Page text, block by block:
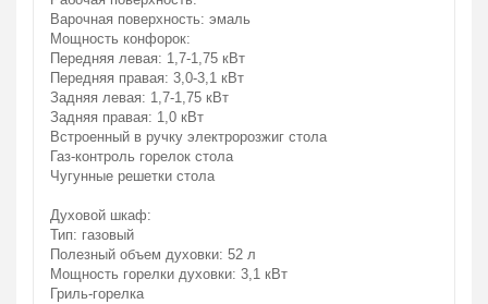
Варочная поверхность: эмаль
Мощность конфорок:
Передняя левая: 1,7-1,75 кВт
Передняя правая: 3,0-3,1 кВт
Задняя левая: 1,7-1,75 кВт
Задняя правая: 1,0 кВт
Встроенный в ручку электророзжиг стола
Газ-контроль горелок стола
Чугунные решетки стола
Духовой шкаф:
Тип: газовый
Полезный объем духовки: 52 л
Мощность горелки духовки: 3,1 кВт
Гриль-горелка